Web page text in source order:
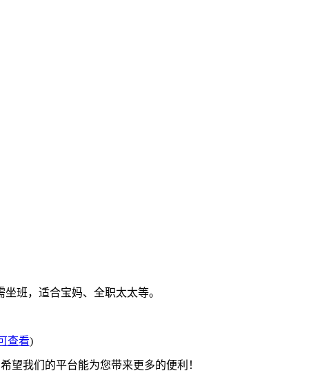
班，适合宝妈、全职太太等。
查看)
望我们的平台能为您带来更多的便利！